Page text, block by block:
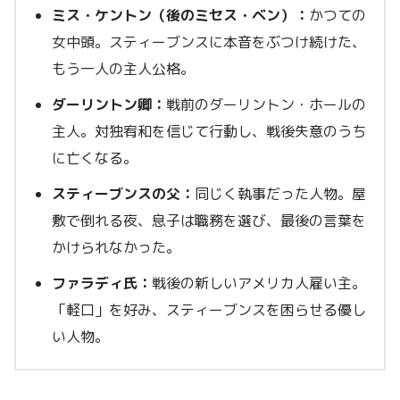
ミス・ケントン（後のミセス・ベン）： かつての
女中頭。スティーブンスに本音をぶつけ続けた、
もう一人の主人公格。
ダーリントン卿： 戦前のダーリントン・ホールの
主人。対独宥和を信じて行動し、戦後失意のうち
に亡くなる。
スティーブンスの父： 同じく執事だった人物。屋
敷で倒れる夜、息子は職務を選び、最後の言葉を
かけられなかった。
ファラディ氏： 戦後の新しいアメリカ人雇い主。
「軽口」を好み、スティーブンスを困らせる優し
い人物。